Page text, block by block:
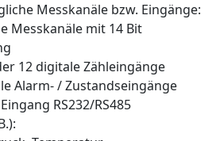
Messkanäle bzw. Eingänge:
Messkanäle mit 14 Bit
12 digitale Zähleingänge
Alarm- / Zustandseingänge
RS232/RS485